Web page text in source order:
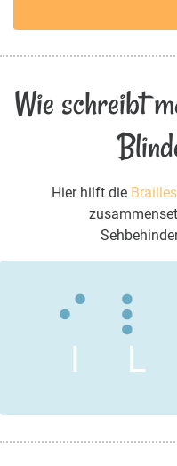
Wie schreibt
Hier hilft die
I L